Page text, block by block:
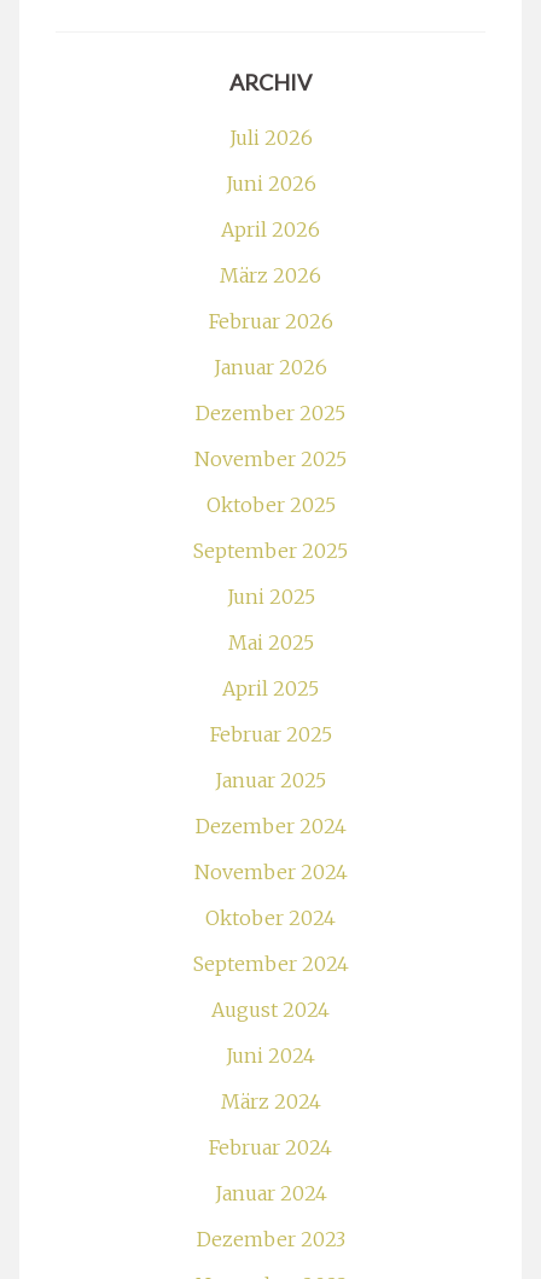
ARCHIV
Juli 2026
Juni 2026
April 2026
März 2026
Februar 2026
Januar 2026
Dezember 2025
November 2025
Oktober 2025
September 2025
Juni 2025
Mai 2025
April 2025
Februar 2025
Januar 2025
Dezember 2024
November 2024
Oktober 2024
September 2024
August 2024
Juni 2024
März 2024
Februar 2024
Januar 2024
Dezember 2023